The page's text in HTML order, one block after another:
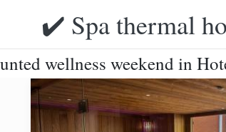
✔️ Spa thermal
wellness weekend in